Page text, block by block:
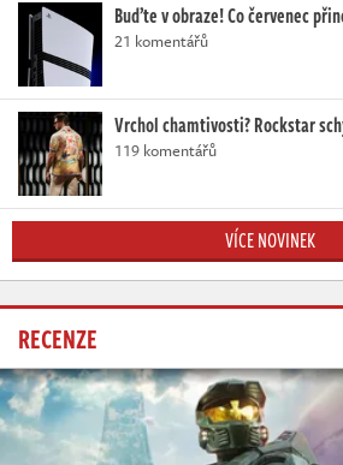
Buďte v obraze! Co červenec
21 komentářů
Vrchol chamtivosti? Rockstar
119 komentářů
VÍCE NOVINEK
RECENZE